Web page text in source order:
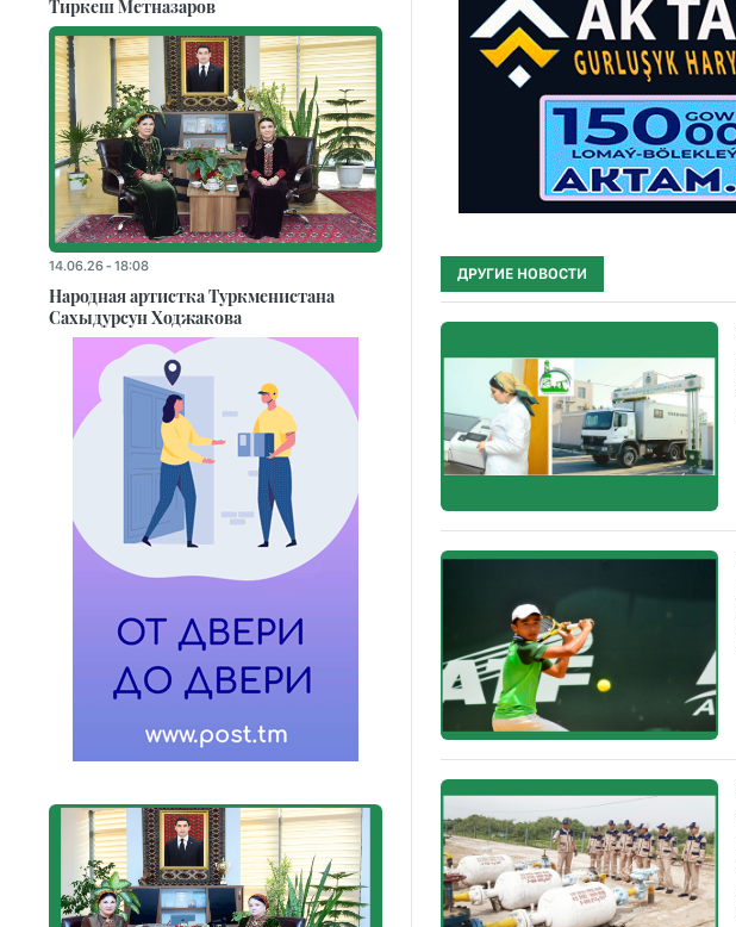
ДРУГИЕ НОВОСТИ
Тиркеш Мeтназаров
14.06.26 - 18:08
Народная артистка Туркменистана
Сахыдурсун Ходжакова